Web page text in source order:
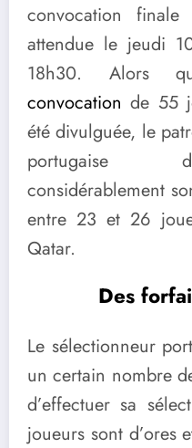
convocation finale
attendue le jeudi
18h30. Alors
convocation de 55
été divulguée, le
portugaise
considérablement
entre 23 et 26
Qatar.
Des
Le sélectionneur
un certain nombre
d’effectuer sa
joueurs sont d’ores